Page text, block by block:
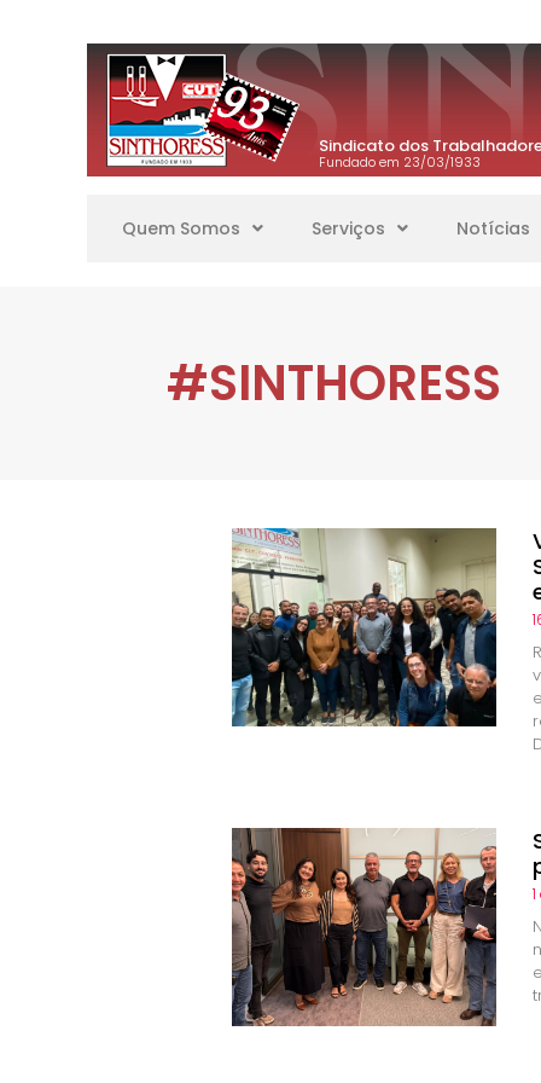
Sindicato dos
Fundado em 23/03/1933
Quem Somos Serviços Notícias
#SINTHORESS